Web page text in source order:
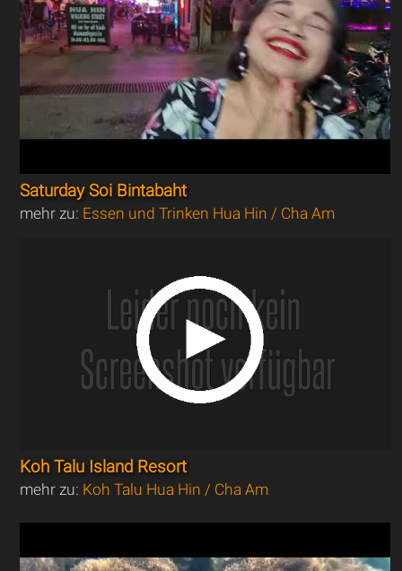
Saturday Soi Bintabaht
mehr zu: Essen und Trinken Hua Hin / Cha Am
Koh Talu Island Resort
mehr zu: Koh Talu Hua Hin / Cha Am